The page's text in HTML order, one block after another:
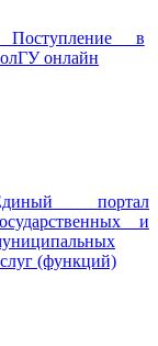
Поступление в
онлайн
портал
и
(функций)